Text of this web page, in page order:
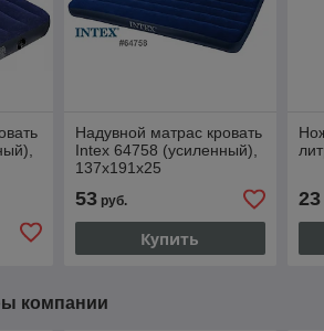
Надувной матрас кровать
Intex 64758 (усиленный),
137х191х25
53руб.
Купить
23
компании